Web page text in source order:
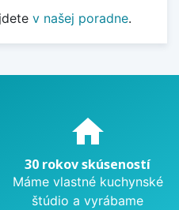
v našej poradne.
home
30 rokov skúseností
Máme vlastné kuchynské
štúdio a vyrábame